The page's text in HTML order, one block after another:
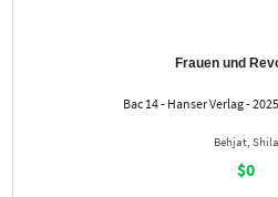
Frauen und
Bac 14 - Hanser Verlag -
Behjat, Shila
$0